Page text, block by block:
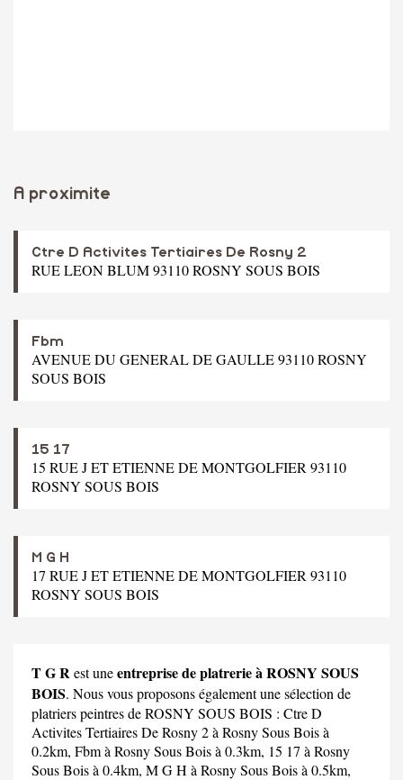
A proximite
Ctre D Activites Tertiaires De Rosny 2
RUE LEON BLUM 93110 ROSNY SOUS BOIS
Fbm
AVENUE DU GENERAL DE GAULLE 93110 ROSNY
SOUS BOIS
15 17
15 RUE J ET ETIENNE DE MONTGOLFIER 93110
ROSNY SOUS BOIS
M G H
17 RUE J ET ETIENNE DE MONTGOLFIER 93110
ROSNY SOUS BOIS
T G Rest uneentreprise de platrerie à ROSNY SOUS
BOIS. Nous vous proposons également une sélection de
platriers peintres de ROSNY SOUS BOIS : Ctre D
Activites Tertiaires De Rosny 2à Rosny Sous Bois à
0.2km, Fbmà Rosny Sous Bois à 0.3km, 15 17 à Rosny
Sous Bois à 0.4km, M G H à Rosny Sous Bois à 0.5km,